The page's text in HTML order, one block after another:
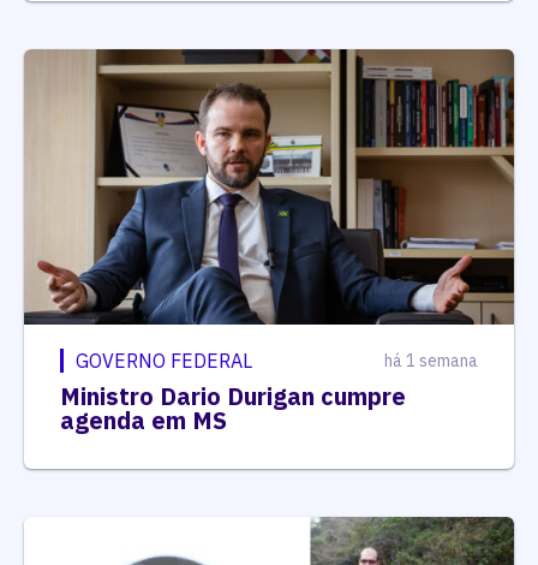
GOVERNO FEDERAL há 1 semana
Ministro Dario Durigan cumpre
agenda em MS